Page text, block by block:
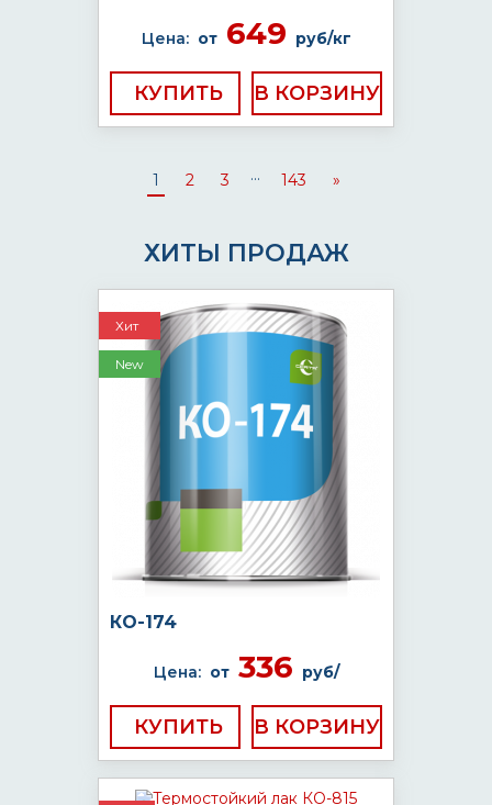
Цена: от649 руб/кг
КУПИТЬ
1 2 3 ... 143 »
ХИТЫ ПРОДАЖ
Хит
New
КО-174
Цена: от336 руб/
КУПИТЬ